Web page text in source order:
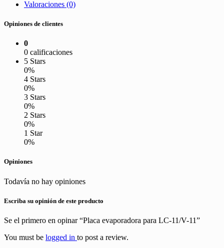
Valoraciones (0)
Opiniones de clientes
0
0 calificaciones
5 Stars
0%
4 Stars
0%
3 Stars
0%
2 Stars
0%
1 Star
0%
Opiniones
Todavía no hay opiniones
Escriba su opinión de este producto
Se el primero en opinar “Placa evaporadora para LC-11/V-11”
You must be logged in to post a review.